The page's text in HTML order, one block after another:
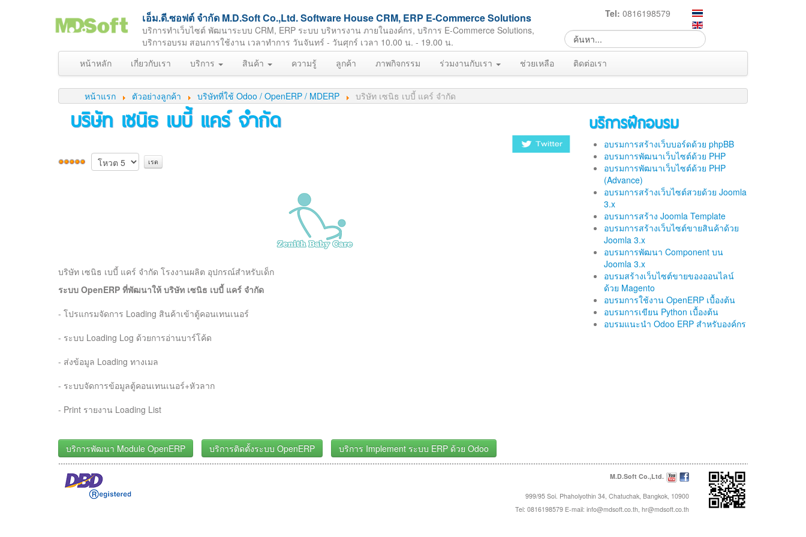
เอ็ม.ดี.ซอฟต์ จำกัด M.D.Soft Co.,Ltd. Software House CRM, ERP E-Commerce Solutions
บริการทำเว็บไซต์ พัฒนาระบบ CRM, ERP ระบบ บริหารงาน ภายในองค์กร, บริการ E-Commerce Solutions,
บริการอบรม สอนการใช้งาน เวลาทำการ วันจันทร์ - วันศุกร์ เวลา 10.00 น. - 19.00 น.
Tel: 0816198579
หน้าหลัก เกี่ยวกับเรา บริการ สินค้า ความรู้ ลูกค้า ภาพกิจกรรม ร่วมงานกับเรา ช่วยเหลือ ติดต่อเรา
หน้าแรก ตัวอย่างลูกค้า บริษัทที่ใช้ Odoo / OpenERP / MDERP บริษัท เซนิธ เบบี้ แคร์ จำกัด
บริษัท เซนิธ เบบี้ แคร์ จำกัด
บริษัท เซนิธ เบบี้ แคร์ จำกัด โรงงานผลิต อุปกรณ์สำหรับเด็ก
ระบบ OpenERP ที่พัฒนาให้ บริษัท เซนิธ เบบี้ แคร์ จำกัด
- โปรแกรมจัดการ Loading สินค้าเข้าตู้คอนเทนเนอร์
- ระบบ Loading Log ด้วยการอ่านบาร์โค้ด
- ส่งข้อมูล Loading ทางเมล
- ระบบจัดการข้อมูลตู้คอนเทนเนอร์+หัวลาก
- Print รายงาน Loading List
บริการพัฒนา Module OpenERP บริการติดตั้งระบบ OpenERP บริการ Implement ระบบ ERP ด้วย Odoo
บริการฝึกอบรม
อบรมการสร้างเว็บบอร์ดด้วย phpBB
อบรมการพัฒนาเว็บไซต์ด้วย PHP
อบรมการพัฒนาเว็บไซต์ด้วย PHP
(Advance)
อบรมการสร้างเว็บไซต์สวยด้วย Joomla
3.x
อบรมการสร้าง Joomla Template
อบรมการสร้างเว็บไซต์ขายสินค้าด้วย
Joomla 3.x
อบรมการพัฒนา Component บน
Joomla 3.x
อบรมสร้างเว็บไซต์ขายของออนไลน์
ด้วย Magento
อบรมการใช้งาน OpenERP เบื้องต้น
อบรมการเขียน Python เบื้องต้น
อบรมแนะนำ Odoo ERP สำหรับองค์กร
M.D.Soft Co.,Ltd.
999/95 Soi. Phaholyothin 34, Chatuchak, Bangkok, 10900
Tel: 0816198579 E-mail: info@mdsoft.co.th, hr@mdsoft.co.th